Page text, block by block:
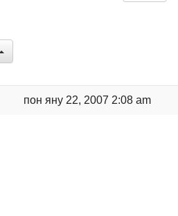
пон яну 22, 2007 2:08 am